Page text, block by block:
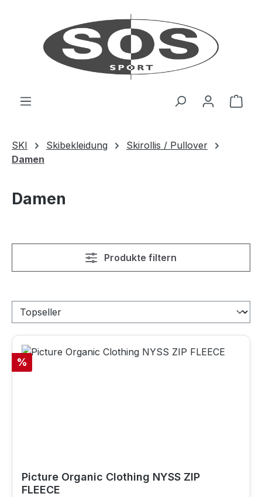
SKI Skibekleidung
Skirollis / Pullover
Damen
Damen
Produkte filtern
Rabatt
%
Picture Organic Clothing NYSS ZIP
FLEECE